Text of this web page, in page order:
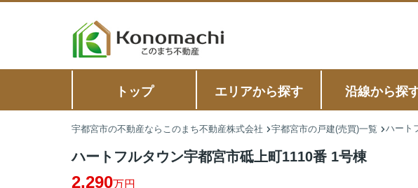
トップ エリアから探す 沿線から探
宇都宮市の不動産ならこのまち不動産株式会社 宇都宮市の戸建(売買)一覧 ハート
ハートフルタウン宇都宮市砥上町1110番 1号棟
2,290万円